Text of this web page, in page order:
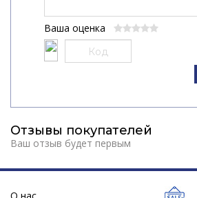
Ваша оценка
Отзывы покупателей
Ваш отзыв будет первым
О нас